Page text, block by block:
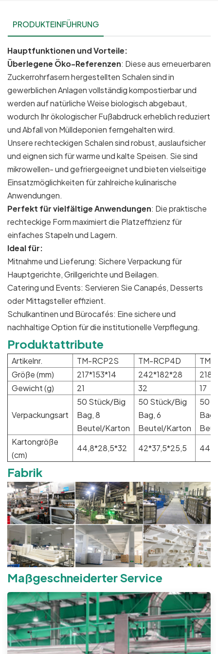
PRODUKTEINFÜHRUNG
Hauptfunktionen und Vorteile:
Überlegene Öko-Referenzen: Diese aus erneuerbaren
Zuckerrohrfasern hergestellten Schalen sind in
gewerblichen Anlagen vollständig kompostierbar und
werden auf natürliche Weise biologisch abgebaut,
wodurch Ihr ökologischer Fußabdruck erheblich reduziert
und Abfall von Mülldeponien ferngehalten wird.
Unsere rechteckigen Schalen sind robust, auslaufsicher
und eignen sich für warme und kalte Speisen. Sie sind
mikrowellen- und gefriergeeignet und bieten vielseitige
Einsatzmöglichkeiten für zahlreiche kulinarische
Anwendungen.
Perfekt für vielfältige Anwendungen: Die praktische
rechteckige Form maximiert die Platzeffizienz für
einfaches Stapeln und Lagern.
Ideal für:
Mitnahme und Lieferung: Sichere Verpackung für
Hauptgerichte, Grillgerichte und Beilagen.
Catering und Events: Servieren Sie Canapés, Desserts
oder Mittagsteller effizient.
Schulkantinen und Bürocafés: Eine sichere und
nachhaltige Option für die institutionelle Verpflegung.
Produktattribute
Artikelnr. TM-RCP2S TM-RCP4D
TM-
Größe (mm)
217*153*14 242*182*28
Gewicht (g)
21 32 17
Verpackungsart
50 Stück/Big
Bag, 8
Beutel/Karton
50 Stück/Big
Bag, 6
Beutel/Karton
50
Bag,
Kartongröße
(cm)
44,8*28,5*32 42*37,5*25,5
Fabrik
Maßgeschneiderter Service